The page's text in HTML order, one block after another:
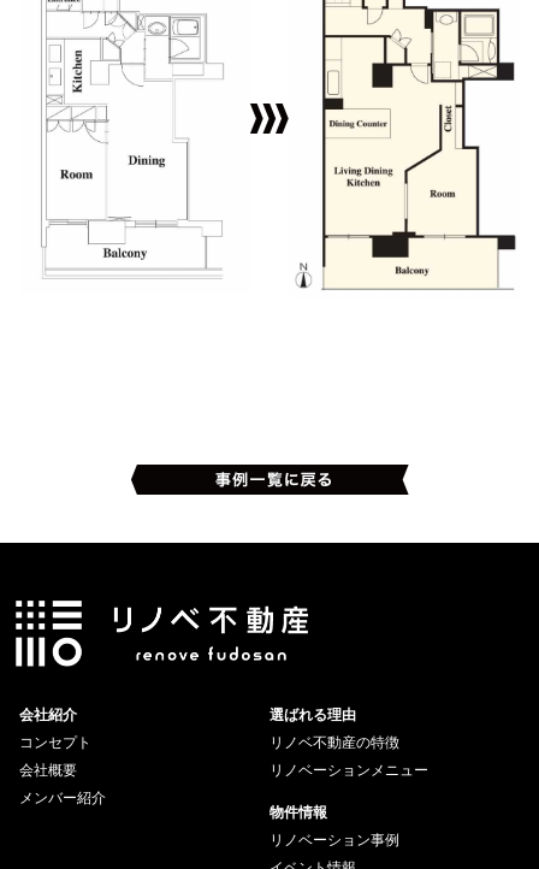
会社紹介
コンセプト
会社概要
メンバー紹介
選ばれる理由
リノベ不動産の特徴
リノベーションメニュー
物件情報
リノベーション事例